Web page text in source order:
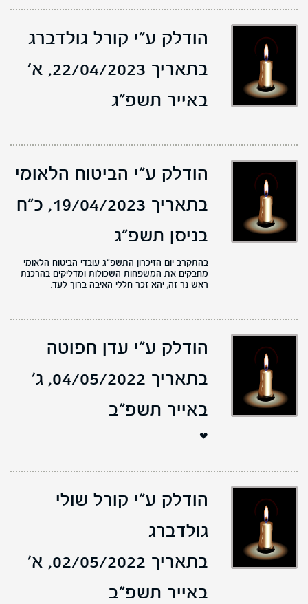
הודלק ע"י קורל גולדברג
בתאריך 22/04/2023,
א'
באייר תשפ"ג
הודלק ע"י הביטוח הלאומי
בתאריך 19/04/2023,
כ"ח
בניסן תשפ"ג
בהתקרב יום הזיכרון התשפ"ג עובדי הביטוח הלאומי
מחבקים את המשפחות השכולות ומדליקים בהרכנת
ראש נר זה, יהא זכר חללי האיבה ברוך לעד.
הודלק ע"י עדן חפוטה
בתאריך 04/05/2022,
ג'
באייר תשפ"ב
❤
הודלק ע"י קורל שולי
גולדברג
בתאריך 02/05/2022,
א'
באייר תשפ"ב